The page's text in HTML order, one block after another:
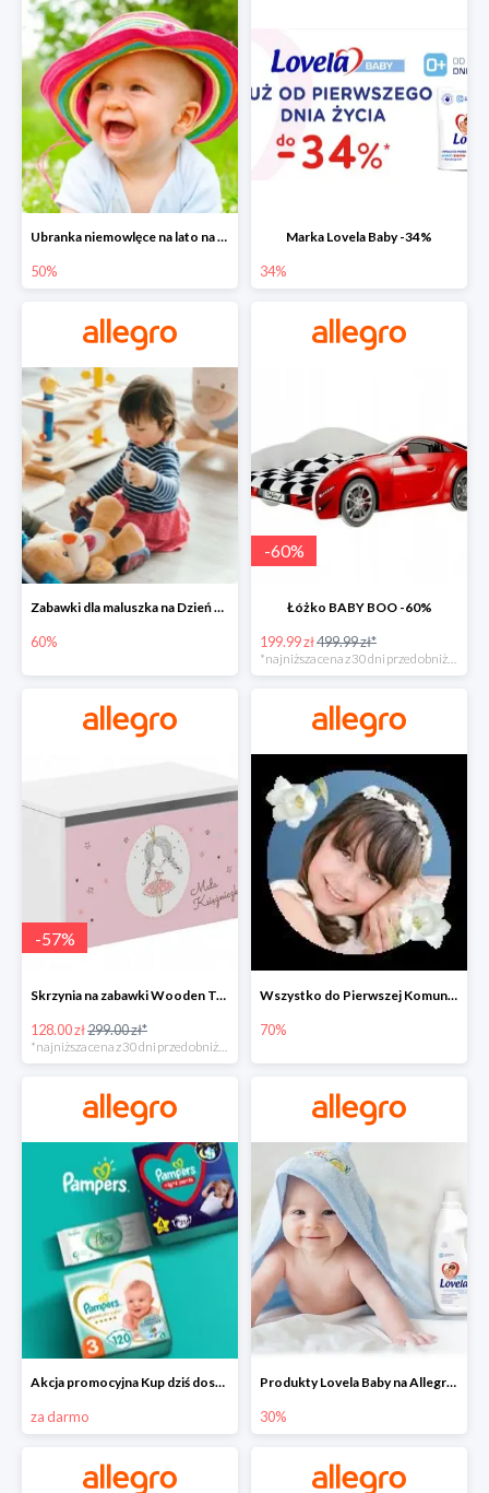
Ubranka niemowlęce na lato na Allegro do -50%
50%
Marka Lovela Baby -34%
34%
Zabawki dla maluszka na Dzień Dziecka na Allegro do -60%
60%
-60%
Łóżko BABY BOO -60%
199.99 zł499.99 zł*
*najniższa cena z 30 dni przed obniżką
-57%
Skrzynia na zabawki Wooden Toys -57%
128.00 zł299.00 zł*
Wszystko do Pierwszej Komunii na Allegro do -70%
70%
Akcja promocyjna Kup dziś dostawa jutro
za darmo
Produkty Lovela Baby na Allegro do -30%
30%